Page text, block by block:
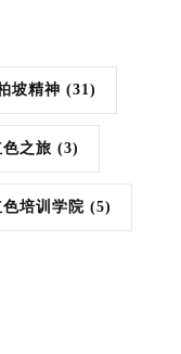
坡精神 (31)
之旅 (3)
培训学院 (5)